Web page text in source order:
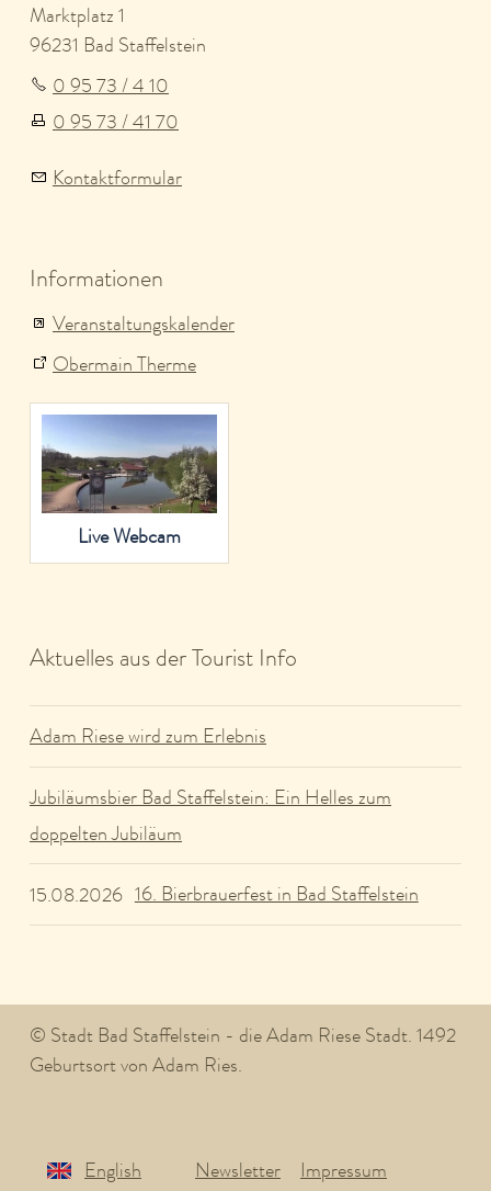
Marktplatz 1
96231 Bad Staffelstein
0 95 73 / 4 10
0 95 73 / 41 70
Kontaktformular
Informationen
Veranstaltungskalender
Obermain Therme
Live Webcam
Aktuelles aus der Tourist Info
Adam Riese wird zum Erlebnis
Jubiläumsbier Bad Staffelstein: Ein Helles zum
doppelten Jubiläum
15.08.2026 16. Bierbrauerfest in Bad Staffelstein
© Stadt Bad Staffelstein - die Adam Riese Stadt. 1492
Geburtsort von Adam Ries.
English Newsletter Impressum